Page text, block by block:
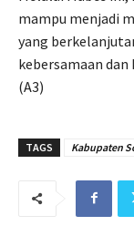
mampu menjadi
yang
kebersamaan
(A3)
TAGS Kabupaten